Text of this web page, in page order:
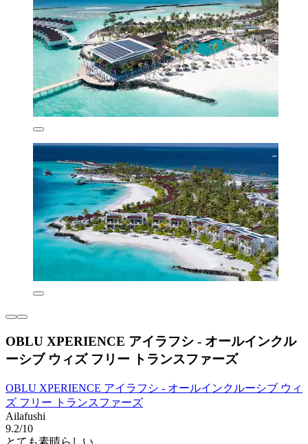
OBLU XPERIENCE アイラフシ - オールインクル
ーシブ ウィズ フリー トランスファーズ
OBLU XPERIENCE アイラフシ - オールインクルーシブ ウィ
ズ フリー トランスファーズ
Ailafushi
9.2/10
とても素晴らしい